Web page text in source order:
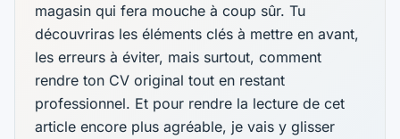
magasin qui fera mouche à coup sûr. Tu
découvriras les éléments clés à mettre en avant,
les erreurs à éviter, mais surtout, comment
rendre ton CV original tout en restant
professionnel. Et pour rendre la lecture de cet
article encore plus agréable, je vais y glisser